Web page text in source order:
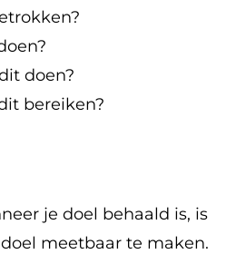
doen?
bereiken?
je doel behaald is, is
meetbaar te maken.